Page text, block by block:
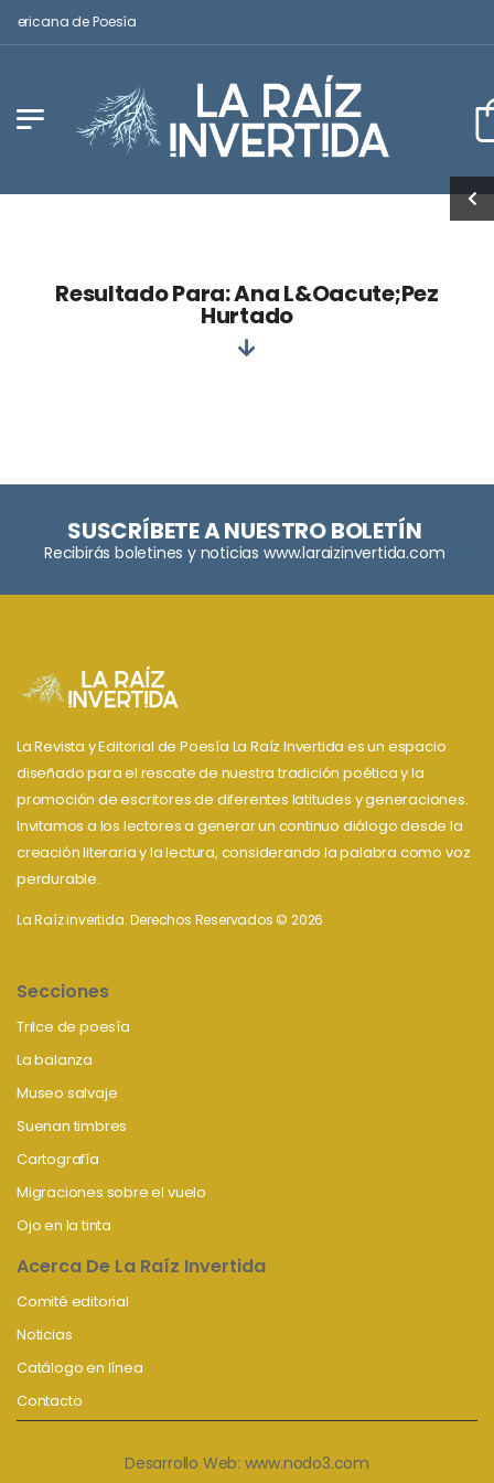
de Poesía
Resultado Para: Ana L&oacute;pez
Hurtado
SUSCRÍBETE A NUESTRO BOLETÍN
Recibirás boletines y noticias www.laraizinvertida.com
La Revista y Editorial de Poesía La Raíz Invertida es un espacio
diseñado para el rescate de nuestra tradición poética y la
promoción de escritores de diferentes latitudes y generaciones.
Invitamos a los lectores a generar un continuo diálogo desde la
creación literaria y la lectura, considerando la palabra como voz
perdurable.
La Raíz invertida. Derechos Reservados © 2026
Secciones
Trilce de poesía
La balanza
Museo salvaje
Suenan timbres
Cartografía
Migraciones sobre el vuelo
Ojo en la tinta
Acerca De La Raíz Invertida
Comité editorial
Noticias
Catálogo en línea
Contacto
Desarrollo Web: www.nodo3.com